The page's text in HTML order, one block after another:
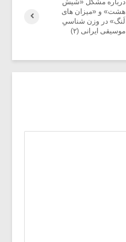
درباره مشکل «شیش
هشت» و «میزان های
لَنگ» در وزن شناسیِ
موسیقی ایرانی (۲)